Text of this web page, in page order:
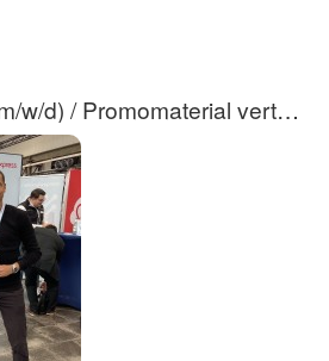
Messe-Promoter (m/w/d) / Promomaterial verteilen